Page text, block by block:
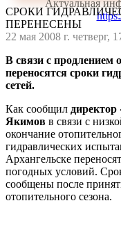
Актуальная
СРОКИ
ПЕРЕНЕСЕНЫ
22 мая 2008 г. четверг,
В связи с продлением
переносятся сроки
сетей.
Как сообщил директор
Якимов в связи с
окончание
гидравлических
Архангельске
погодных условий.
сообщены после
отопительного сезона.